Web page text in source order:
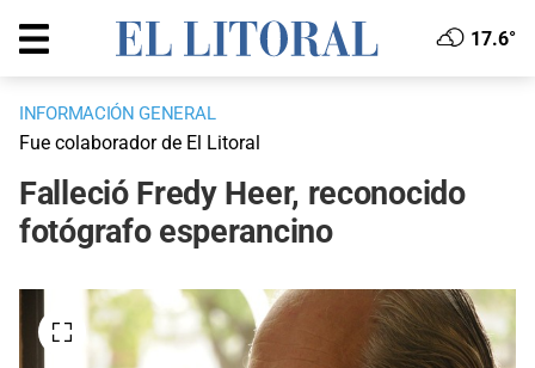
17.6°
INFORMACIÓN GENERAL
Fue colaborador de El Litoral
Falleció Fredy Heer, reconocido
fotógrafo esperancino